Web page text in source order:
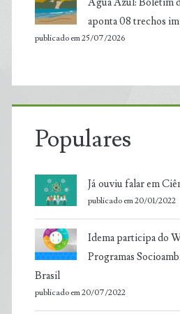
aponta 08 trechos
publicado em 25/07/2026
Populares
Já ouviu falar em
publicado em 20/01/2022
Idema participa do
Programas
Brasil
publicado em 20/07/2022